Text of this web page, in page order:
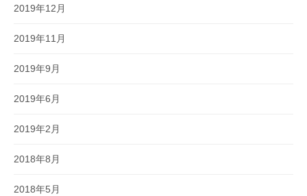
2019年12月
2019年11月
2019年9月
2019年6月
2019年2月
2018年8月
2018年5月